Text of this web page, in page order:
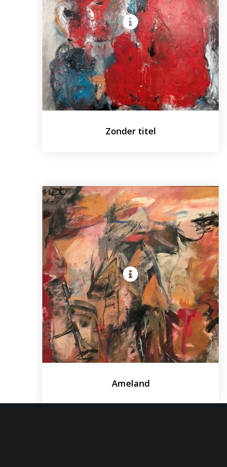
Zonder titel
Ameland